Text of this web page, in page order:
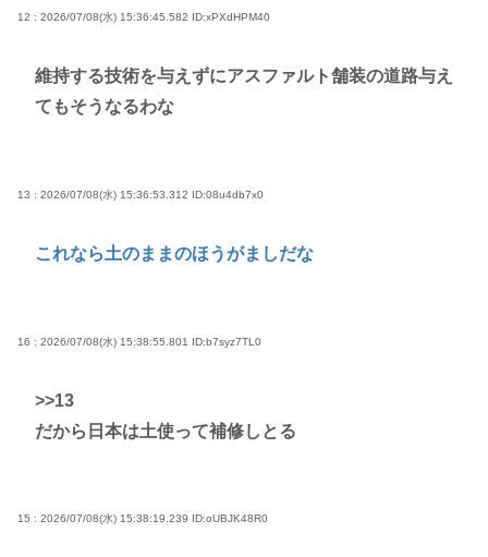
12 : 2026/07/08(水) 15:36:45.582 ID:xPXdHPM40
維持する技術を与えずにアスファルト舗装の道路与え
てもそうなるわな
13 : 2026/07/08(水) 15:36:53.312 ID:08u4db7x0
これなら土のままのほうがましだな
16 : 2026/07/08(水) 15:38:55.801 ID:b7syz7TL0
>>13
だから日本は土使って補修しとる
15 : 2026/07/08(水) 15:38:19.239 ID:oUBJK48R0